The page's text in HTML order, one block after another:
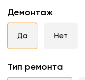
Демонтаж
Да Нет
Тип ремонта